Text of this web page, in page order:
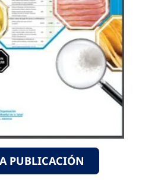
PUBLICACIÓN